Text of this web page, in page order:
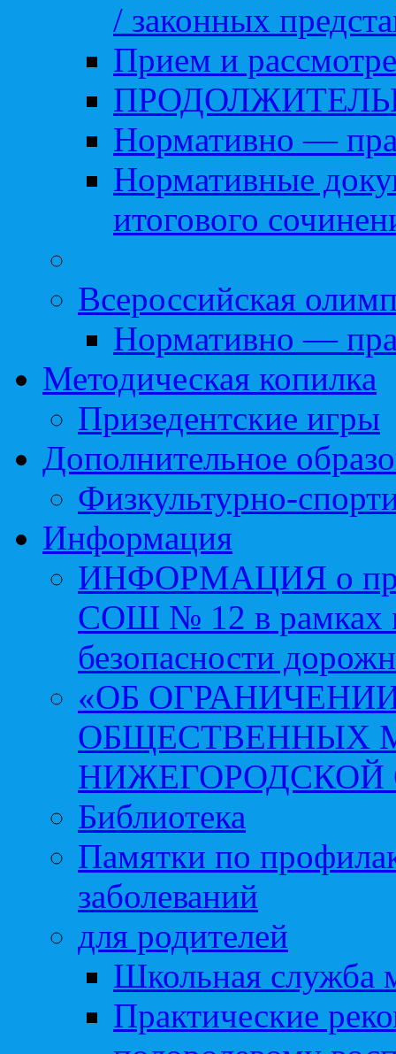
/ законных
Прием и
Нормативно —
Нормативные
итогового
Всероссийская
Нормативно —
Методическая копилка
Призедентские игры
Дополнительное
Физкультурно-
Информация
ИНФОРМАЦИЯ о
СОШ № 12 в рамках
безопасности
«ОБ
ОБЩЕСТВЕННЫХ
НИЖЕГОРОДСКОЙ
Библиотека
Памятки по
заболеваний
для родителей
Школьная служба
Практические